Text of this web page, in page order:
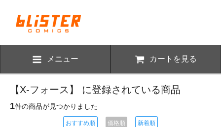
メニュー カートを見る
【X-フォース】 に登録されている商品
1件の商品が見つかりました
おすすめ順 価格順 新着順